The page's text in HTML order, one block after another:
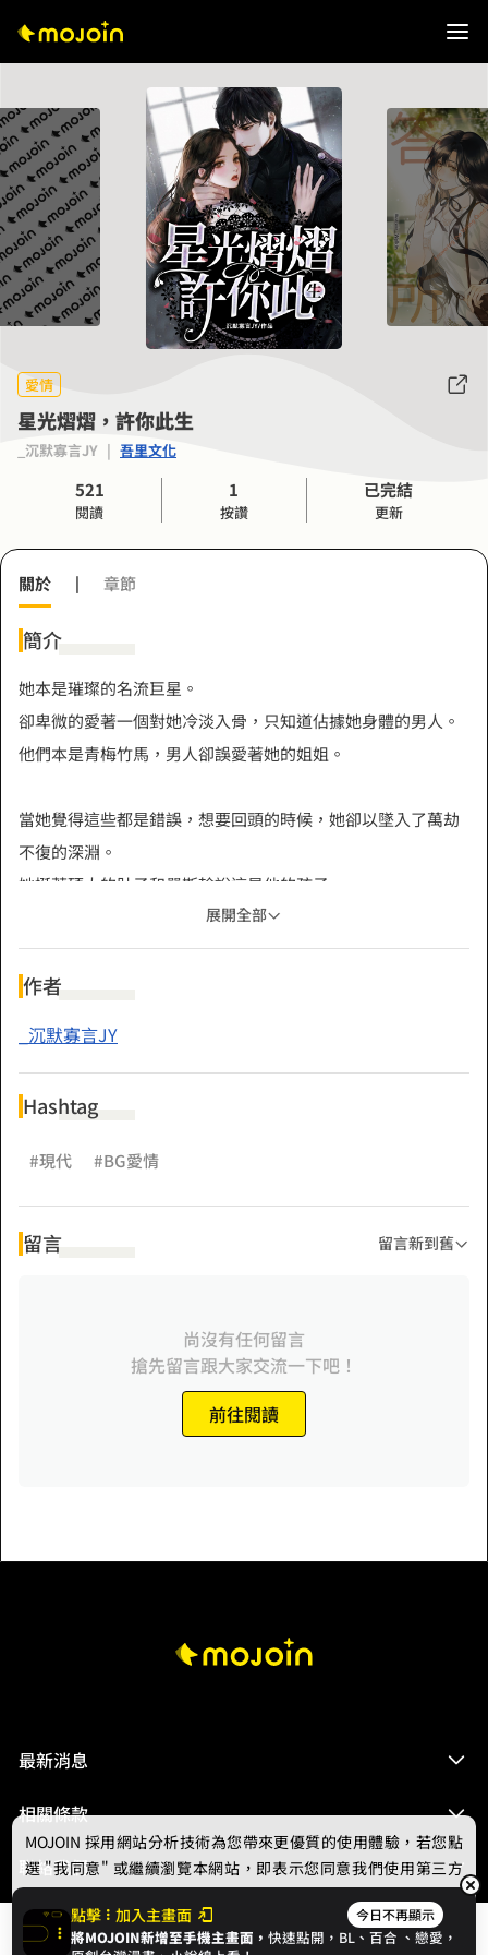
愛情
星光熠熠，許你此生
_沉默寡言JY | 吾里文化
521
閱讀
1
按讚
已完結
更新
關於 | 章節
簡介
她本是璀璨的名流巨星。
卻卑微的愛著一個對她冷淡入骨，只知道佔據她身體的男人。
他們本是青梅竹馬，男人卻誤愛著她的姐姐。
當她覺得這些都是錯誤，想要回頭的時候，她卻以墜入了萬劫
不復的深淵。
她挺著碩大的肚子和嚴斯翰說這是他的孩子。
男人卻勾起唇，涼薄的開口：「我的孩子？慕千葉，你以為自
己是什麼東西，和哪個野男人懷的野種，還想冒充是我的，要
不打掉，要不生下來送人。」
當她那個已經證明死亡的姐姐歸來時。
男人勾著嘴角，摟著身邊艷麗嬌嬈的女人對慕千葉說：「千
葉，你姐姐回來了，你可以滾了...」
展開全部
作者
_沉默寡言JY
Hashtag
#現代 #BG愛情
留言 留言新到舊
尚沒有任何留言
搶先留言跟大家交流一下吧！
前往閱讀
最新消息
相關條款
聯絡我們
點擊 加入主畫面 今日不再顯示
將MOJOIN新增至手機主畫面，快速點開，BL、百合 、戀愛，
MOJOIN 採用網站分析技術為您帶來更優質的使用體驗，若您點
選 "我同意" 或繼續瀏覽本網站，即表示您同意我們使用第三方
Cookie，欲瞭解更多資訊請見隱私權政策。